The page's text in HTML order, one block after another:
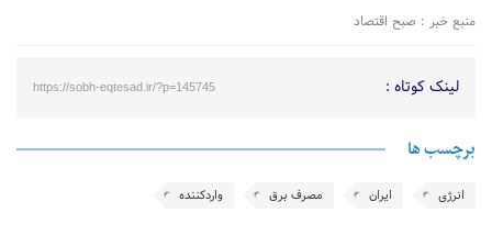
منبع خبر : صبح اقتصاد
لینک کوتاه : https://sobh-eqtesad.ir/?p=145745
برچسب ها
انرژی ایران مصرف برق واردکننده